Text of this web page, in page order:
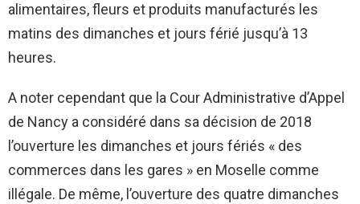
alimentaires, fleurs et produits manufacturés les
matins des dimanches et jours férié jusqu’à 13
heures.
A noter cependant que la Cour Administrative d’Appel
de Nancy a considéré dans sa décision de 2018
l’ouverture les dimanches et jours fériés « des
commerces dans les gares » en Moselle comme
illégale. De même, l’ouverture des quatre dimanches